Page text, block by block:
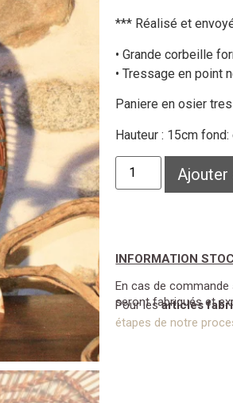
*** Réalisé et
• Grande corbeille
• Tressage en point
Paniere en osier
Hauteur : 15cm
Ajouter
INFORMATION
En cas de
seront fabriqués et
Pour lesarticles
étapes de notre